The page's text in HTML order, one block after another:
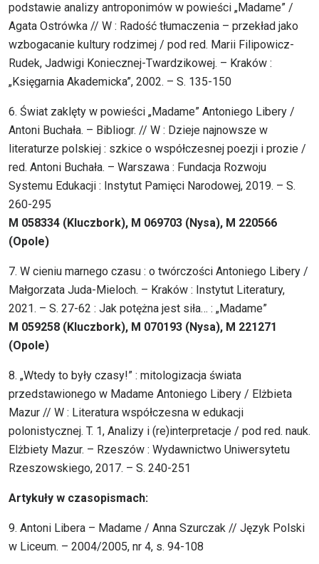
podstawie analizy antroponimów w powieści „Madame” /
Agata Ostrówka // W : Radość tłumaczenia – przekład jako
wzbogacanie kultury rodzimej / pod red. Marii Filipowicz-
Rudek, Jadwigi Koniecznej-Twardzikowej. – Kraków :
„Księgarnia Akademicka”, 2002. – S. 135-150
6. Świat zaklęty w powieści „Madame” Antoniego Libery /
Antoni Buchała. – Bibliogr. // W : Dzieje najnowsze w
literaturze polskiej : szkice o współczesnej poezji i prozie /
red. Antoni Buchała. – Warszawa : Fundacja Rozwoju
Systemu Edukacji : Instytut Pamięci Narodowej, 2019. – S.
260-295
M 058334 (Kluczbork), M 069703 (Nysa), M 220566
(Opole)
7. W cieniu marnego czasu : o twórczości Antoniego Libery /
Małgorzata Juda-Mieloch. – Kraków : Instytut Literatury,
2021. – S. 27-62 : Jak potężna jest siła… : „Madame”
M 059258 (Kluczbork), M 070193 (Nysa), M 221271
(Opole)
8. „Wtedy to były czasy!” : mitologizacja świata
przedstawionego w Madame Antoniego Libery / Elżbieta
Mazur // W : Literatura współczesna w edukacji
polonistycznej. T. 1, Analizy i (re)interpretacje / pod red. nauk.
Elżbiety Mazur. – Rzeszów : Wydawnictwo Uniwersytetu
Rzeszowskiego, 2017. – S. 240-251
Artykuły w czasopismach:
9. Antoni Libera – Madame / Anna Szurczak // Język Polski
w Liceum. – 2004/2005, nr 4, s. 94-108